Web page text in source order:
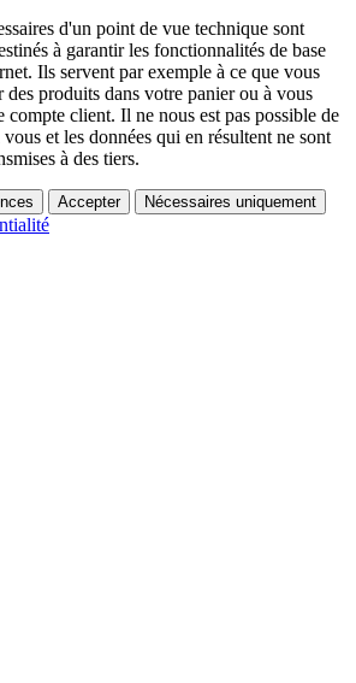
d'un point de vue technique sont
à garantir les fonctionnalités de base
Ils servent par exemple à ce que vous
des produits dans votre panier ou à vous
compte client. Il ne nous est pas possible de
et les données qui en résultent ne sont
à des tiers.
Accepter Nécessaires uniquement